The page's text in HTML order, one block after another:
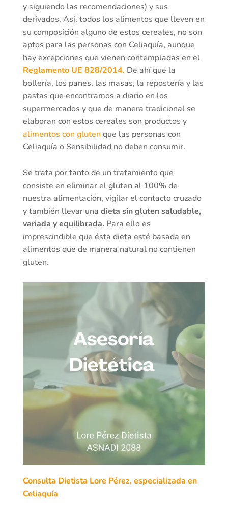
y siguiendo las recomendaciones) y sus
derivados. Así, todos los alimentos que lleven en
su composición alguno de estos cereales, no son
aptos para las personas con Celiaquía, aunque
hay excepciones que vienen contempladas en el
Reglamento UE 828/2014.De ahí que la
bollería, los panes, las masas, la repostería y las
pastas que encontramos a diario en los
supermercados y que de manera tradicional se
elaboran con estos cereales son productos y
alimentos con gluten que las personas con
Celiaquía o Sensibilidad no deben consumir.
Se trata por tanto de un tratamiento que
consiste en eliminar el gluten al 100% de
nuestra alimentación, vigilar el contacto cruzado
y también llevar una dieta sin gluten saludable,
variada y equilibrada. Para ello es
imprescindible que ésta dieta esté basada en
alimentos que de manera natural no contienen
gluten.
Consulta Dietista Lore Pérez, especializada en
Celiaquía